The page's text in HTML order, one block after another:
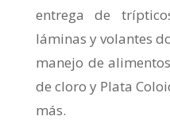
entrega de
láminas y volantes
manejo de
de cloro y Plata
más.